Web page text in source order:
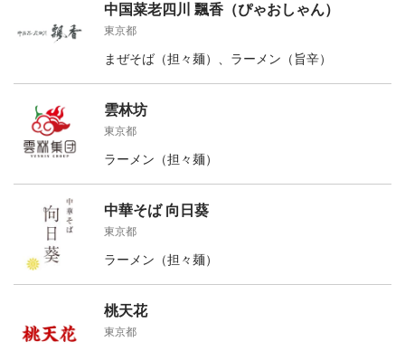
中国菜老四川 飄香（ぴゃおしゃん）
東京都
まぜそば（担々麺）、ラーメン（旨辛）
雲林坊
東京都
ラーメン（担々麺）
中華そば 向日葵
東京都
ラーメン（担々麺）
桃天花
東京都